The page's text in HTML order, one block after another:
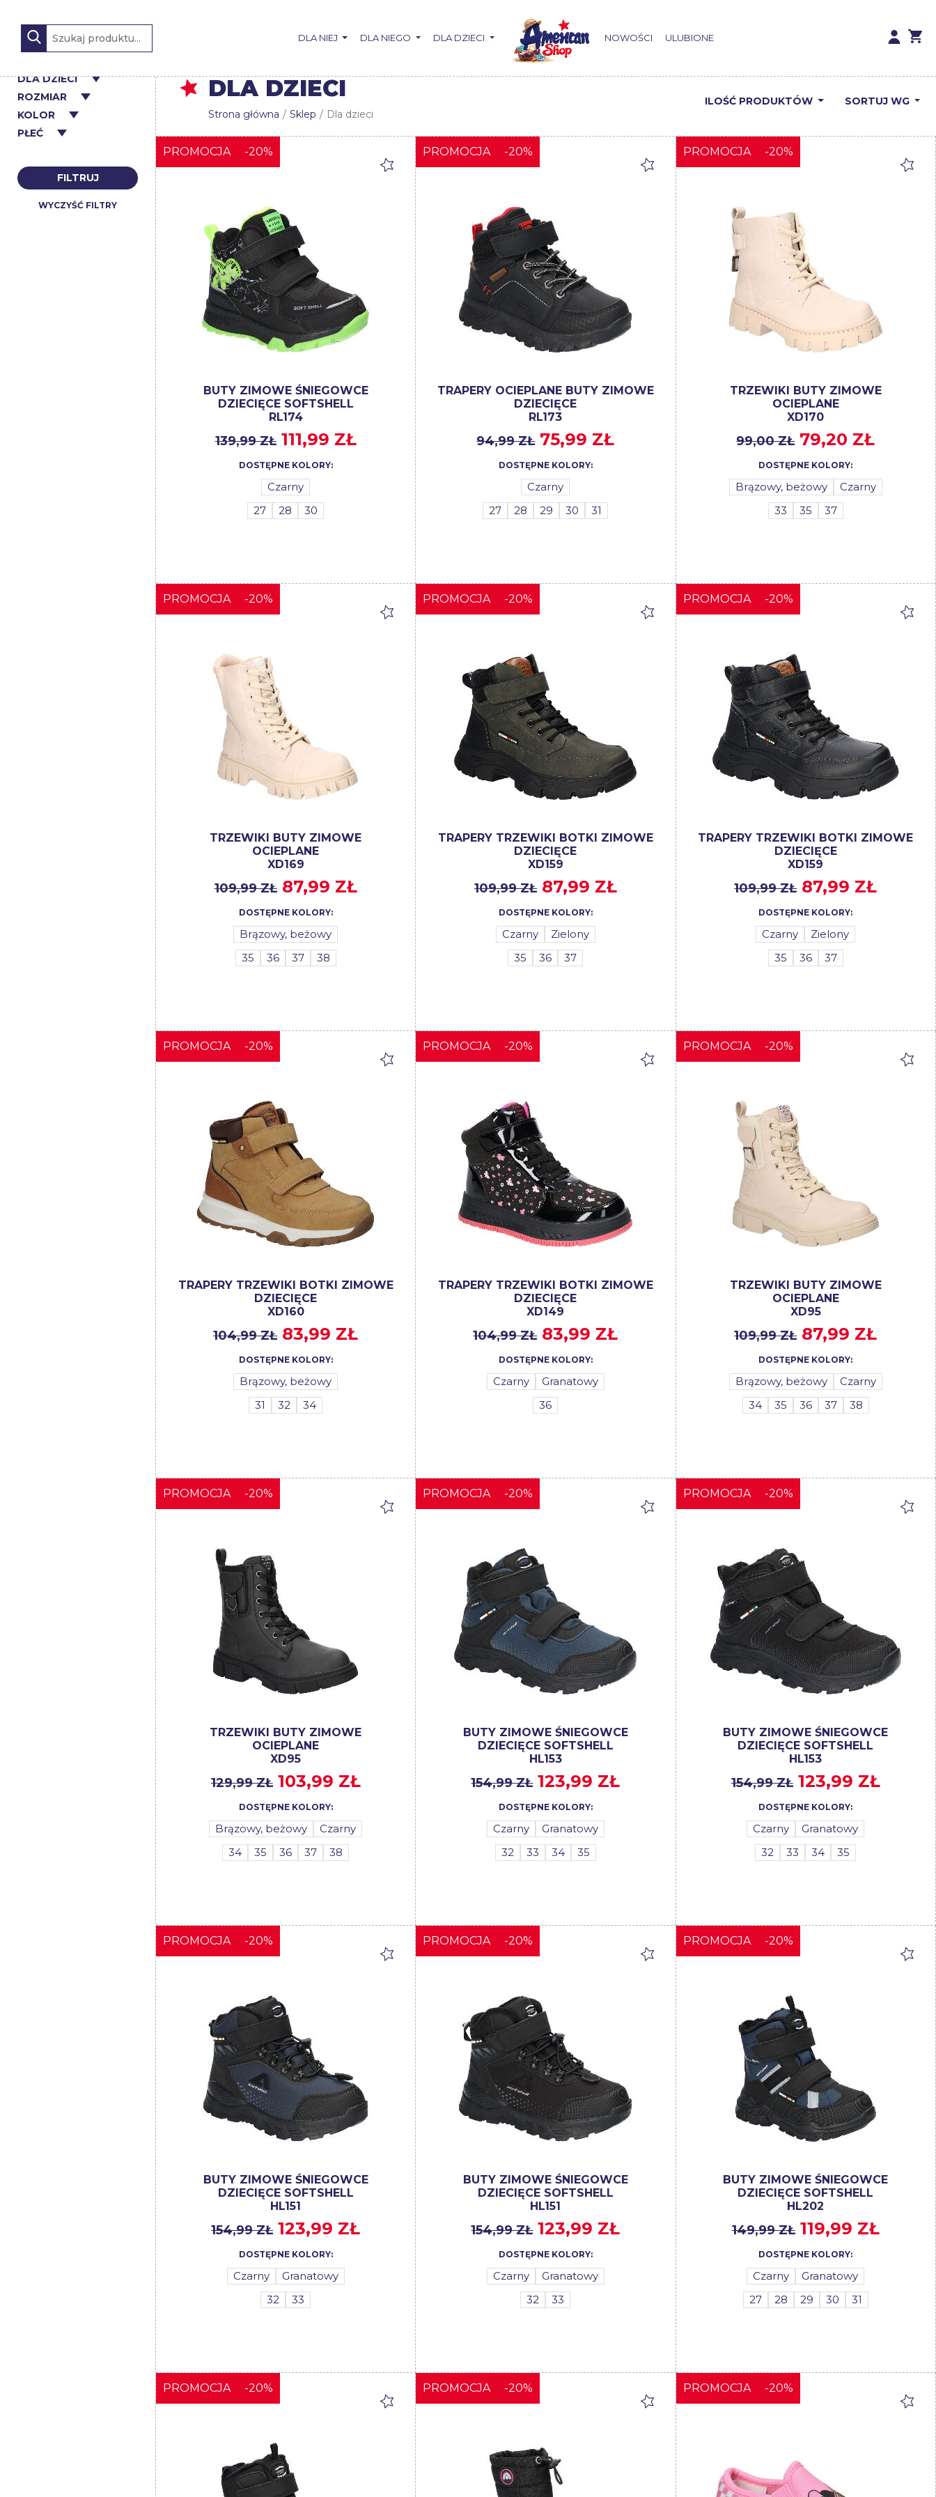
DLA NIEJ DLA NIEGO DLA DZIECI NOWOŚCI ULUBIONE
DLA DZIECI
ROZMIAR
KOLOR
PŁEĆ
FILTRUJ
WYCZYŚĆ FILTRY
DLA DZIECI
Strona główna Sklep Dla dzieci
ILOŚĆ PRODUKTÓW SORTUJ WG
PROMOCJA -20%
BUTY ZIMOWE ŚNIEGOWCE
DZIECIĘCE SOFTSHELL
RL174
139,99 ZŁ 111,99 ZŁ
DOSTĘPNE KOLORY:
Czarny
27
28 30
PROMOCJA -20%
TRAPERY OCIEPLANE BUTY ZIMOWE
DZIECIĘCE
RL173
94,99 ZŁ 75,99 ZŁ
DOSTĘPNE KOLORY:
Czarny
27
28 29 30 31
PROMOCJA -20%
TRZEWIKI BUTY ZIMOWE
OCIEPLANE
XD170
99,00 ZŁ 79,20 ZŁ
DOSTĘPNE KOLORY:
Brązowy, beżowy
Czarny
33
35 37
PROMOCJA -20%
TRZEWIKI BUTY ZIMOWE
OCIEPLANE
XD169
109,99 ZŁ 87,99 ZŁ
DOSTĘPNE KOLORY:
Brązowy, beżowy
35
36 37 38
PROMOCJA -20%
TRAPERY TRZEWIKI BOTKI ZIMOWE
DZIECIĘCE
XD159
109,99 ZŁ 87,99 ZŁ
DOSTĘPNE KOLORY:
Czarny
Zielony
35
36 37
PROMOCJA -20%
TRAPERY TRZEWIKI BOTKI ZIMOWE
DZIECIĘCE
XD159
109,99 ZŁ 87,99 ZŁ
DOSTĘPNE KOLORY:
Czarny
Zielony
35
36 37
PROMOCJA -20%
TRAPERY TRZEWIKI BOTKI ZIMOWE
DZIECIĘCE
XD160
104,99 ZŁ 83,99 ZŁ
DOSTĘPNE KOLORY:
Brązowy, beżowy
31
32 34
PROMOCJA -20%
TRAPERY TRZEWIKI BOTKI ZIMOWE
DZIECIĘCE
XD149
104,99 ZŁ 83,99 ZŁ
DOSTĘPNE KOLORY:
Czarny
Granatowy
36
PROMOCJA -20%
TRZEWIKI BUTY ZIMOWE
OCIEPLANE
XD95
109,99 ZŁ 87,99 ZŁ
DOSTĘPNE KOLORY:
Brązowy, beżowy
Czarny
34
35 36 37 38
PROMOCJA -20%
TRZEWIKI BUTY ZIMOWE
OCIEPLANE
XD95
129,99 ZŁ 103,99 ZŁ
DOSTĘPNE KOLORY:
Brązowy, beżowy
Czarny
34
35 36 37 38
PROMOCJA -20%
BUTY ZIMOWE ŚNIEGOWCE
DZIECIĘCE SOFTSHELL
HL153
154,99 ZŁ 123,99 ZŁ
DOSTĘPNE KOLORY:
Czarny
Granatowy
32
33 34 35
PROMOCJA -20%
BUTY ZIMOWE ŚNIEGOWCE
DZIECIĘCE SOFTSHELL
HL153
154,99 ZŁ 123,99 ZŁ
DOSTĘPNE KOLORY:
Czarny
Granatowy
32
33 34 35
PROMOCJA -20%
BUTY ZIMOWE ŚNIEGOWCE
DZIECIĘCE SOFTSHELL
HL151
154,99 ZŁ 123,99 ZŁ
DOSTĘPNE KOLORY:
Czarny
Granatowy
32
33
PROMOCJA -20%
BUTY ZIMOWE ŚNIEGOWCE
DZIECIĘCE SOFTSHELL
HL151
154,99 ZŁ 123,99 ZŁ
DOSTĘPNE KOLORY:
Czarny
Granatowy
32
33
PROMOCJA -20%
BUTY ZIMOWE ŚNIEGOWCE
DZIECIĘCE SOFTSHELL
HL202
149,99 ZŁ 119,99 ZŁ
DOSTĘPNE KOLORY:
Czarny
Granatowy
27
28 29 30 31
PROMOCJA -20% PROMOCJA -20% PROMOCJA -20%